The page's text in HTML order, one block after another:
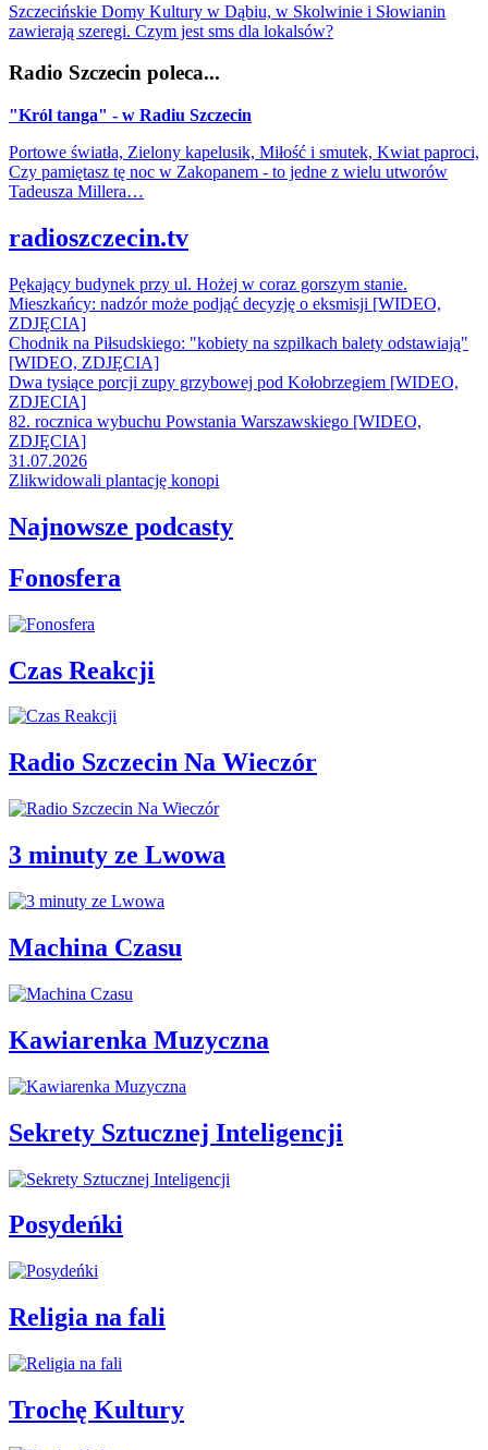
Szczecińskie Domy Kultury w Dąbiu, w Skolwinie i Słowianin
zawierają szeregi. Czym jest sms dla lokalsów?
Radio Szczecin poleca...
"Król tanga" - w Radiu Szczecin
Portowe światła, Zielony kapelusik, Miłość i smutek, Kwiat paproci,
Czy pamiętasz tę noc w Zakopanem - to jedne z wielu utworów
Tadeusza Millera…
radioszczecin.tv
Pękający budynek przy ul. Hożej w coraz gorszym stanie.
Mieszkańcy: nadzór może podjąć decyzję o eksmisji [WIDEO,
ZDJĘCIA]
Chodnik na Piłsudskiego: "kobiety na szpilkach balety odstawiają"
[WIDEO, ZDJĘCIA]
Dwa tysiące porcji zupy grzybowej pod Kołobrzegiem [WIDEO,
ZDJECIA]
82. rocznica wybuchu Powstania Warszawskiego [WIDEO,
ZDJĘCIA]
31.07.2026
Zlikwidowali plantację konopi
Najnowsze podcasty
Fonosfera
Czas Reakcji
Radio Szczecin Na Wieczór
3 minuty ze Lwowa
Machina Czasu
Kawiarenka Muzyczna
Sekrety Sztucznej Inteligencji
Posydeńki
Religia na fali
Trochę Kultury